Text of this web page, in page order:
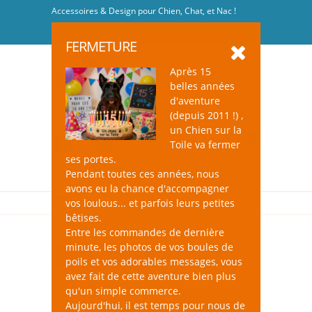
Accessoires & Design pour Chien, Chat, et Nac !
FERMETURE
Après 15
belles années
d'aventure
(depuis 2011 !) ,
un Chien sur la
Toile va fermer
ses portes.
Pendant toutes ces années, nous
avons eu la chance d'accompagner
vos loulous... et parfois leurs petites
bêtises.
Entre les commandes de dernière
minute, les photos de vos boules de
poils et vos adorables messages, vous
avez fait de cette aventure bien plus
qu'un simple commerce.
Aujourd'hui, il est temps pour nous de
Sélection Noël
un Chien sur la Toile : une large sélection
d'accessoires "Noël" pour avoir la XMAS